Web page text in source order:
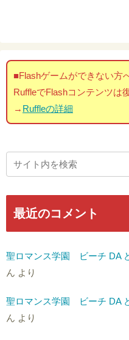
■Flashゲームができない方
RuffleでFlashコンテンツは
→ Ruffleの詳細
最近のコメント
聖ロマンス学園 ビーチ DA
ん より
聖ロマンス学園 ビーチ DA
ん より